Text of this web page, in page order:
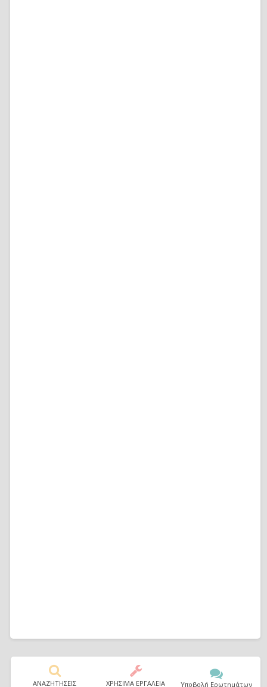
ΑΝΑΖΗΤΗΣΕΙΣ ΧΡΗΣΙΜΑ ΕΡΓΑΛΕΙΑ Υποβολή Ερωτημάτων